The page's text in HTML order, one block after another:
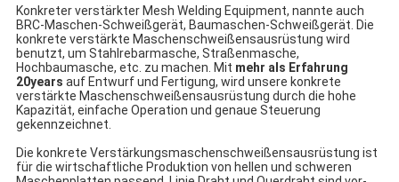
Konkreter verstärkter Mesh Welding Equipment, nannte auch
BRC-Maschen-Schweißgerät, Baumaschen-Schweißgerät. Die
konkrete verstärkte Maschenschweißensausrüstung wird
benutzt, um Stahlrebarmasche, Straßenmasche,
Hochbaumasche, etc. zu machen. Mit mehr als Erfahrung
20years auf Entwurf und Fertigung, wird unsere konkrete
verstärkte Maschenschweißensausrüstung durch die hohe
Kapazität, einfache Operation und genaue Steuerung
gekennzeichnet.
Die konkrete Verstärkungsmaschenschweißensausrüstung ist
für die wirtschaftliche Produktion von hellen und schweren